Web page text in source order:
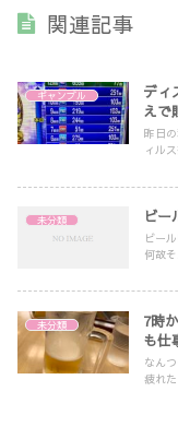
関連記事
ギャンブル
ディ
えで
昨日
ィル
未分類 ビー
ビー
何故
未分類
7時
も仕
なん
疲れ